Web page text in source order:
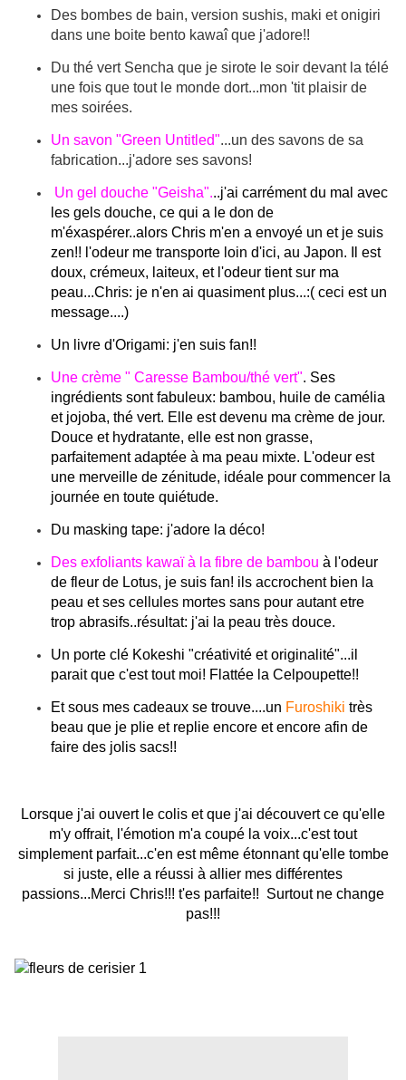
Des bombes de bain, version sushis, maki et onigiri
dans une boite bento kawaî que j'adore!!
Du thé vert Sencha que je sirote le soir devant la télé
une fois que tout le monde dort...mon 'tit plaisir de
mes soirées.
Un savon "Green Untitled"...un des savons de sa
fabrication...j'adore ses savons!
Un gel douche "Geisha"...j'ai carrément du mal avec
les gels douche, ce qui a le don de
m'éxaspérer..alors Chris m'en a envoyé un et je suis
zen!! l'odeur me transporte loin d'ici, au Japon. Il est
doux, crémeux, laiteux, et l'odeur tient sur ma
peau...Chris: je n'en ai quasiment plus...:( ceci est un
message....)
Un livre d'Origami: j'en suis fan!!
Une crème " Caresse Bambou/thé vert". Ses
ingrédients sont fabuleux: bambou, huile de camélia
et jojoba, thé vert. Elle est devenu ma crème de jour.
Douce et hydratante, elle est non grasse,
parfaitement adaptée à ma peau mixte. L'odeur est
une merveille de zénitude, idéale pour commencer la
journée en toute quiétude.
Du masking tape: j'adore la déco!
Des exfoliants kawaï à la fibre de bambou à l'odeur
de fleur de Lotus, je suis fan! ils accrochent bien la
peau et ses cellules mortes sans pour autant etre
trop abrasifs..résultat: j'ai la peau très douce.
Un porte clé Kokeshi "créativité et originalité"...il
parait que c'est tout moi! Flattée la Celpoupette!!
Et sous mes cadeaux se trouve....un Furoshiki très
beau que je plie et replie encore et encore afin de
faire des jolis sacs!!
Lorsque j'ai ouvert le colis et que j'ai découvert ce qu'elle
m'y offrait, l'émotion m'a coupé la voix...c'est tout
simplement parfait...c'en est même étonnant qu'elle tombe
si juste, elle a réussi à allier mes différentes
passions...Merci Chris!!! t'es parfaite!! Surtout ne change
pas!!!